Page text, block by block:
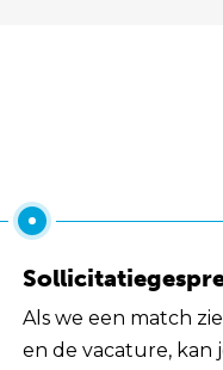
Als we een match
en de vacature, kan